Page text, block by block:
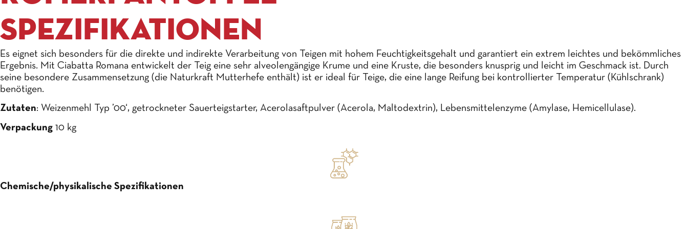
SPEZIFIKATIONEN
Es eignet sich besonders für die direkte und indirekte Verarbeitung von Teigen mit hohem Feuchtigkeitsgehalt und garantiert ein extrem leichtes und bekömmliches
Ergebnis. Mit Ciabatta Romana entwickelt der Teig eine sehr alveolengängige Krume und eine Kruste, die besonders knusprig und leicht im Geschmack ist. Durch
seine besondere Zusammensetzung (die Naturkraft Mutterhefe enthält) ist er ideal für Teige, die eine lange Reifung bei kontrollierter Temperatur (Kühlschrank)
benötigen.
Zutaten: Weizenmehl Typ ’00‘, getrockneter Sauerteigstarter, Acerolasaftpulver (Acerola, Maltodextrin), Lebensmittelenzyme (Amylase, Hemicellulase).
Verpackung 10 kg
Chemische/physikalische Spezifikationen